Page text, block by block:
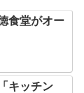
食堂がオー
キッチン